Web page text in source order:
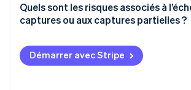
Les cas où la capture différée est
Les cas où la capture immédiate est
Quels sont les risques associés à
captures ou aux captures partielles ?
Autorisations expirées
Captures partielles incomplètes
Démarrer avec Stripe